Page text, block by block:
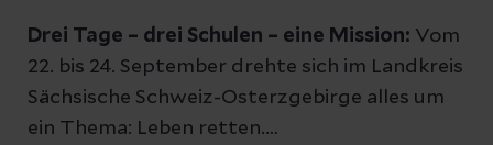
Drei Tage – drei Schulen – eine Mission: Vom
22. bis 24. September drehte sich im Landkreis
Sächsische Schweiz-Osterzgebirge alles um
ein Thema: Leben retten.